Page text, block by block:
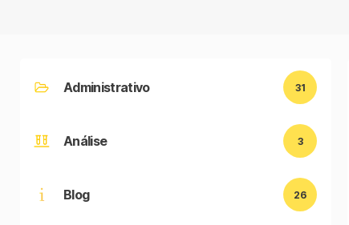
Administrativo 31
Análise 3
Blog 26